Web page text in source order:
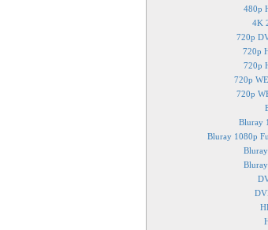
480p
4K
720p
720p
720p
720p
720p
Bluray
Bluray 1080p